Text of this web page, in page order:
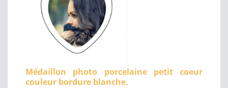
Médaillon photo porcelaine petit coeur
couleur bordure blanche.